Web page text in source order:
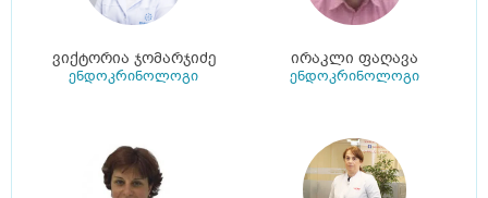
ვიქტორია ჯომარჯიძე
ენდოკრინოლოგი
ირაკლი ფაღავა
ენდოკრინოლოგი